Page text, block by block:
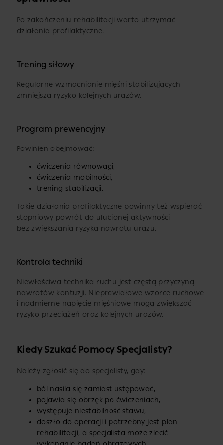
Po zakończeniu rehabilitacji warto utrzymać
działania profilaktyczne.
Trening siłowy
Regularne wzmacnianie mięśni stabilizujących
zmniejsza ryzyko kolejnych urazów.
Program prewencyjny
Powinien obejmować:
ćwiczenia równowagi,
ćwiczenia mobilności,
trening stabilizacji.
Takie działania profilaktyczne powinny też wspierać
stopniowy powrót do ulubionej aktywności
bez zwiększania ryzyka nawrotu urazu.
Kontrola techniki
Niewłaściwa technika ruchu jest częstą przyczyną
nawrotów kontuzji. Nieprawidłowe wzorce ruchowe
i nadmierne napięcie mięśniowe mogą zwiększać
ryzyko przeciążeń oraz kolejnych urazów.
Kiedy Szukać Pomocy Specjalisty?
Należy zgłosić się do specjalisty, gdy:
ból nasila się zamiast ustępować,
pojawia się obrzęk po ćwiczeniach,
występuje niestabilność stawu,
doszło do operacji i potrzebny jest plan
rehabilitacji, a specjalista może zlecić